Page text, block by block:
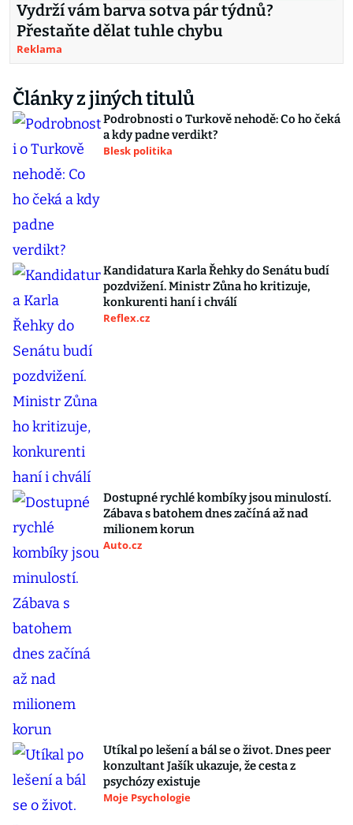
Vydrží vám barva sotva pár týdnů?
Přestaňte dělat tuhle chybu
Reklama
Články z jiných titulů
Podrobnosti o Turkově nehodě: Co ho čeká
a kdy padne verdikt?
Blesk politika
Kandidatura Karla Řehky do Senátu budí
pozdvižení. Ministr Zůna ho kritizuje,
konkurenti haní i chválí
Reflex.cz
Dostupné rychlé kombíky jsou minulostí.
Zábava s batohem dnes začíná až nad
milionem korun
Auto.cz
Utíkal po lešení a bál se o život. Dnes peer
konzultant Jašík ukazuje, že cesta z
psychózy existuje
Moje Psychologie